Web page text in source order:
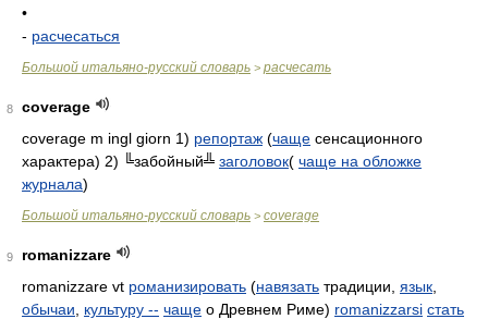
•
- расчесаться
Большой итальяно-русский словарь > расчесать
8
coverage
coverage m ingl giorn 1) репортаж (чаще сенсационного
характера) 2) ╚забойный╩ заголовок( чаще на обложке
журнала)
Большой итальяно-русский словарь > coverage
9
romanizzare
romanizzare vt романизировать (навязать традиции, язык
обычаи
культуру -- чаще о Древнем Риме) romanizzarsi стать